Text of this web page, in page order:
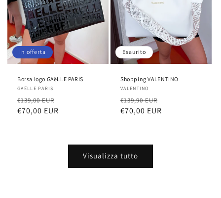
In offerta
Borsa logo GAëLLE PARIS
Fornitore:
GAËLLE PARIS
Prezzo
di
€139,00 EUR
€70,00 EUR
Esaurito
Shopping VALENTINO
Fornitore:
VALENTINO
Prezzo
di
€139,90 EUR
€70,00 EUR
Visualizza tutto